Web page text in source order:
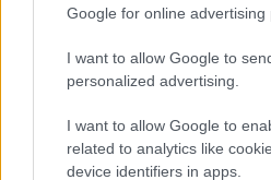
Google for online advertising
I want to allow Google to
personalized advertising.
I want to allow Google to
related to analytics like
device identifiers in apps.